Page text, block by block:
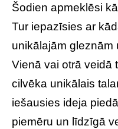
Šodien apmeklēsi
Tur iepazīsies ar
unikālajām gleznām
Vienā vai otrā veidā
cilvēka unikālais
iešausies ideja
piemēru un līdzīgā